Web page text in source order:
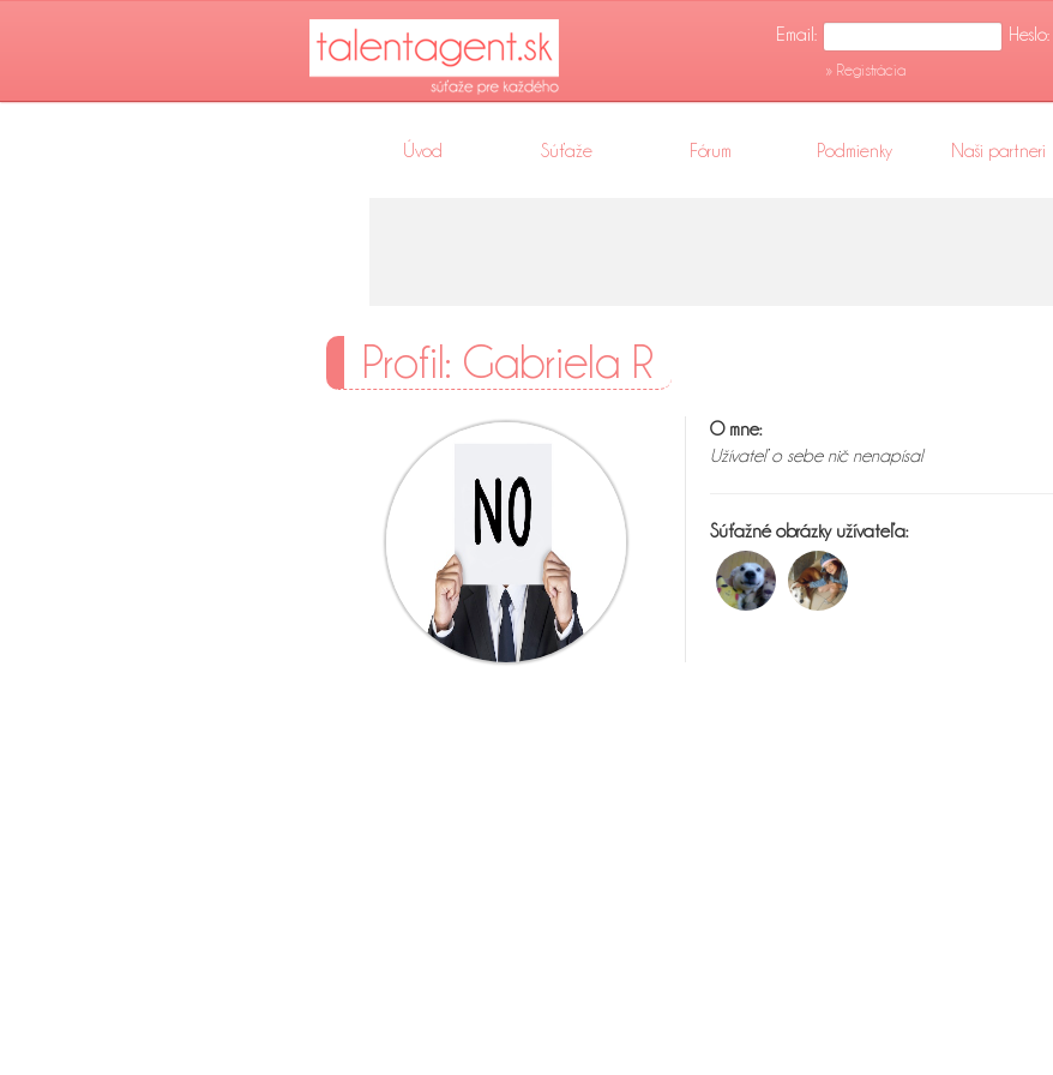
Email: Heslo:
» Registrácia
Úvod Súťaže Fórum Podmienky Naši partneri
Profil: Gabriela R
O mne:
Užívateľ o sebe nič nenapísal
Súťažné obrázky užívateľa: